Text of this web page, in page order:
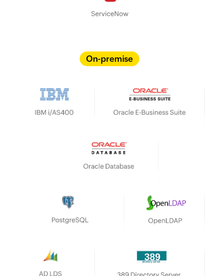
On-premise
IBM i/AS400 Oracle E-Business Suite
Oracle Database
HP UX OpenLDAP
AD LDS SAP NetWeaver